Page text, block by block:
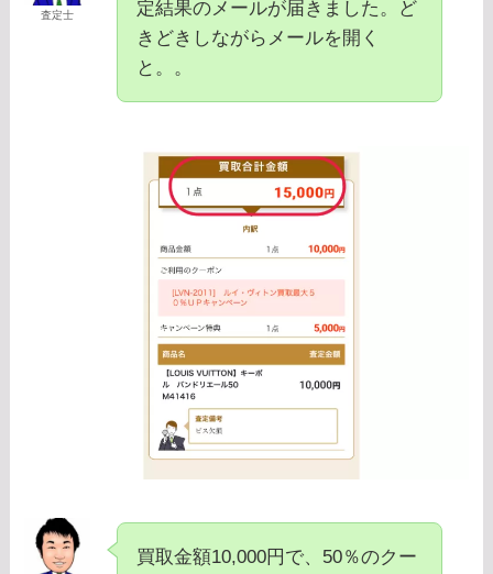
査定士
定結果のメールが届きました。ど
きどきしながらメールを開く
と。。
買取金額10,000円で、50％のクー